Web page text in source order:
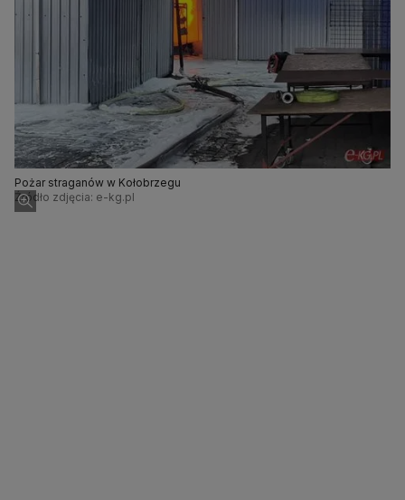
Pożar straganów w Kołobrzegu
Źródło zdjęcia: e-kg.pl